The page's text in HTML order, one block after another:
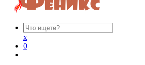
x
0